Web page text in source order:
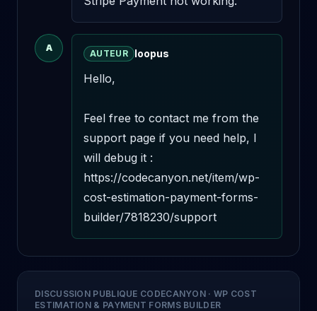
A
AUTEUR loopus
Hello,
Feel free to contact me from the
support page if you need help, I
will debug it :
https://codecanyon.net/item/wp-
cost-estimation-payment-forms-
builder/7818230/support
DISCUSSION PUBLIQUE CODECANYON · WP COST
ESTIMATION & PAYMENT FORMS BUILDER